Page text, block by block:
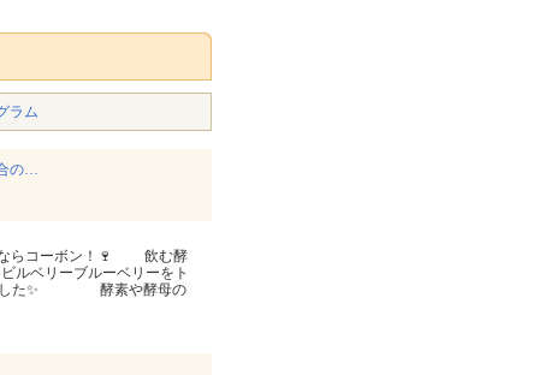
ラム
の…
ならコーボン！🍷 飲む酵
ベリーブルーベリーをト
ました✨ 酵素や酵母の